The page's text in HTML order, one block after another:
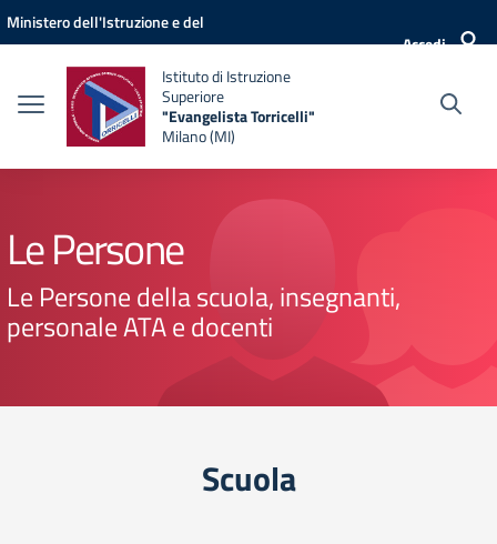
Vai ai contenuti
Vai al menu di navigazione
Vai al footer
Ministero dell'Istruzione e del
Accedi
Istituto di Istruzione
Superiore
"Evangelista Torricelli"
Milano (MI)
Le Persone
Le Persone della scuola, insegnanti,
personale ATA e docenti
Scuola